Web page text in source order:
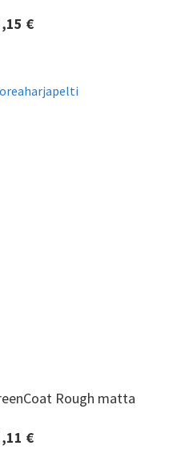
€
tilaaminen
Rough matta
€
Rough matta
tilaaminen